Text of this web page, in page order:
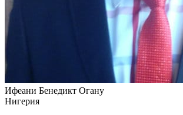
Ифеани Бенедикт Огану
Нигерия